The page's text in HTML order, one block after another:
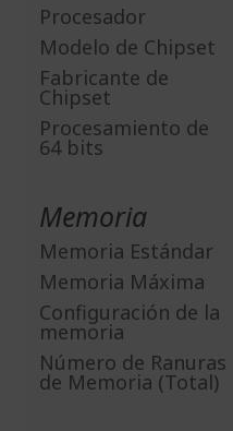
Procesador
Modelo de Chipset
Fabricante de
Chipset
Procesamiento de
64 bits
Memoria
Memoria Estándar
Memoria Máxima
Configuración de la
memoria
Número de Ranuras
de Memoria (Total)